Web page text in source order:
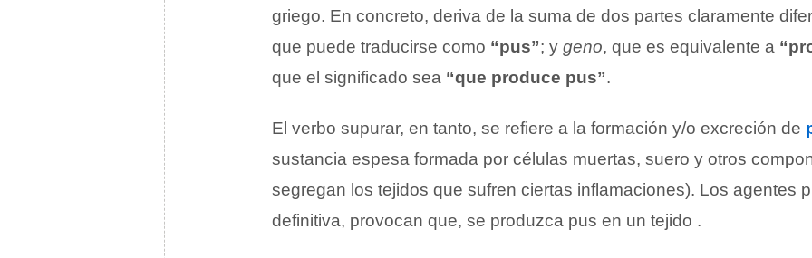
griego. En concreto, deriva de la suma de dos partes claramente
que puede traducirse como “pus”; y geno, que es equivalente a
que el significado sea “que produce pus”.
El verbo supurar, en tanto, se refiere a la formación y/o excreción de
sustancia espesa formada por células muertas, suero y otros
segregan los tejidos que sufren ciertas inflamaciones). Los agentes
definitiva, provocan que, se produzca pus en un tejido .